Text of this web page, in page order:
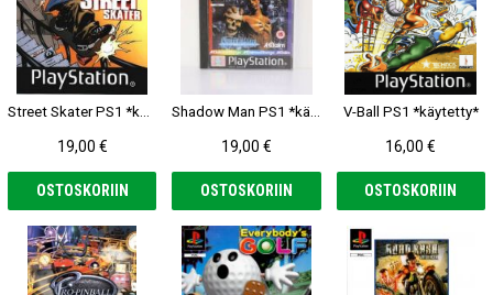
19,00 €
OSTOSKORIIN
19,00 €
OSTOSKORIIN
V-Ball PS1 *käytetty*
16,00 €
OSTOSKORIIN